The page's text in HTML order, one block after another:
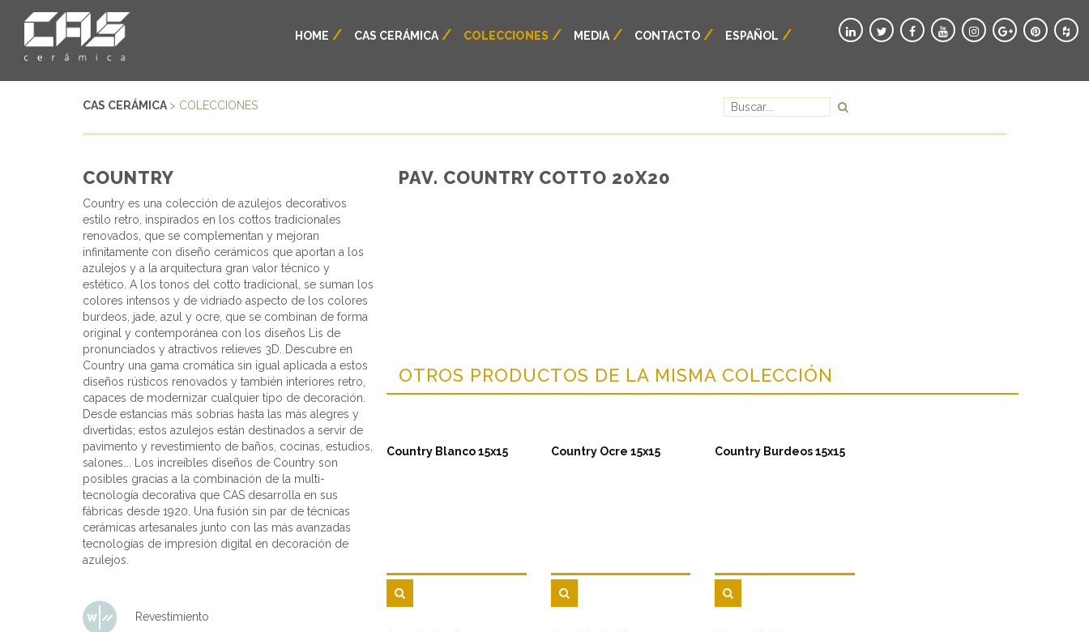
HOME CAS CERÁMICA COLECCIONES MEDIA CONTACTO ESPAÑOL
CAS CERÁMICA > COLECCIONES
COUNTRY
Country es una colección de azulejos decorativos
estilo retro, inspirados en los cottos tradicionales
renovados, que se complementan y mejoran
infinitamente con diseño cerámicos que aportan a los
azulejos y a la arquitectura gran valor técnico y
estético. A los tonos del cotto tradicional, se suman los
colores intensos y de vidriado aspecto de los colores
burdeos, jade, azul y ocre, que se combinan de forma
original y contemporánea con los diseños Lis de
pronunciados y atractivos relieves 3D. Descubre en
Country una gama cromática sin igual aplicada a estos
diseños rústicos renovados y también interiores retro,
capaces de modernizar cualquier tipo de decoración.
Desde estancias más sobrias hasta las más alegres y
divertidas; estos azulejos están destinados a servir de
pavimento y revestimiento de baños, cocinas, estudios,
salones…. Los increíbles diseños de Country son
posibles gracias a la combinación de la multi-
tecnología decorativa que CAS desarrolla en sus
fábricas desde 1920. Una fusión sin par de técnicas
cerámicas artesanales junto con las más avanzadas
tecnologías de impresión digital en decoración de
azulejos.
Revestimiento
PAV. COUNTRY COTTO 20X20
OTROS PRODUCTOS DE LA MISMA COLECCIÓN
Country Blanco 15x15 Country Ocre 15x15 Country Burdeos 15x15